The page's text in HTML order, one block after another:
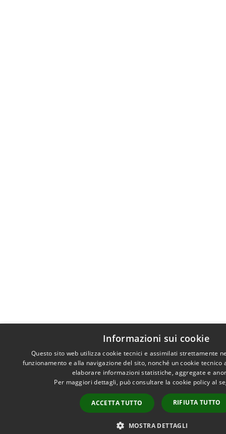
Informazioni sui cookie
Questo sito web utilizza cookie tecnici e assimilati strettamente
funzionamento e alla navigazione del sito, nonché un cookie tecnico
elaborare informazioni statistiche, aggregate e
Per maggiori dettagli, può consultare la cookie policy al
ACCETTA TUTTO RIFIUTA TUTTO
MOSTRA DETTAGLI